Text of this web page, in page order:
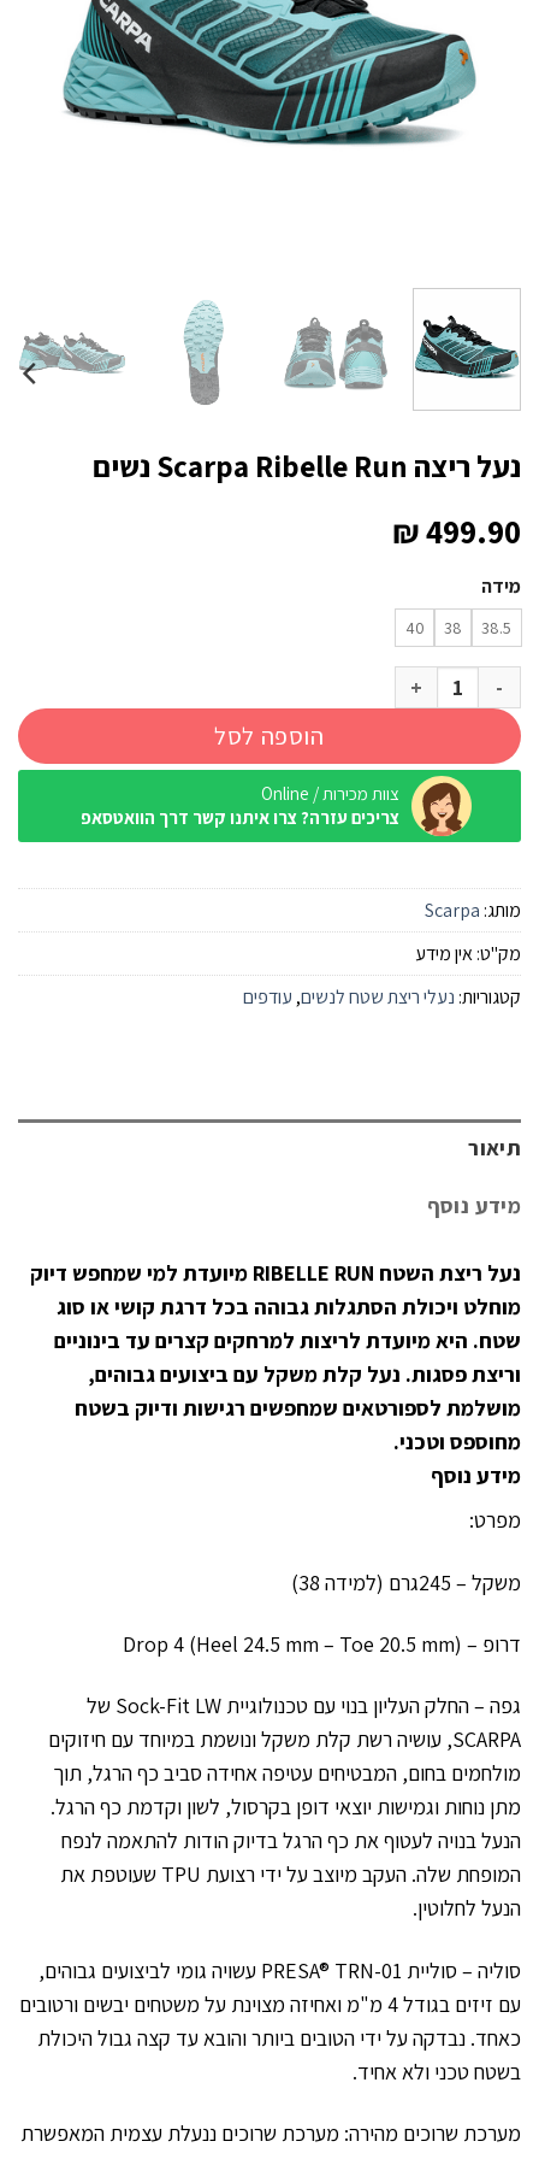
נעל ריצה Scarpa Ribelle Run נשים
₪499.90
מידה
38.5
38
40
כמות של נעל ריצה Scarpa Ribelle Run נשים
הוספה לסל
צוות מכירות / Online
צריכים עזרה? צרו איתנו קשר דרך הוואטסאפ
מותג: Scarpa
מק"ט:אין מידע
קטגוריות: נעלי ריצת שטח לנשים, עודפים
תיאור
מידע נוסף
נעל ריצת השטח RIBELLE RUN
מיועדת למי שמחפש דיוק
מוחלט ויכולת הסתגלות גבוהה בכל דרגת קושי או סוג
שטח. היא מיועדת לריצות למרחקים קצרים עד בינוניים
וריצת פסגות. נעל קלת משקל עם ביצועים גבוהים,
מושלמת לספורטאים שמחפשים רגישות ודיוק בשטח
מחוספס וטכני.
מידע נוסף
מפרט:
משקל – 245גרם (למידה 38)
דרופ – Drop 4 (Heel 24.5 mm – Toe 20.5 mm)
גפה – החלק העליון בנוי עם טכנולוגיית Sock-Fit LW של
SCARPA, עושיה רשת קלת משקל ונושמת במיוחד עם חיזוקים
מולחמים בחום, המבטיחים עטיפה אחידה סביב כף הרגל, תוך
מתן נוחות וגמישות יוצאי דופן בקרסול, לשון וקדמת כף הרגל.
הנעל בנויה לעטוף את כף הרגל בדיוק הודות להתאמה לנפח
המופחת שלה. העקב מיוצב על ידי רצועת TPU שעוטפת את
הנעל לחלוטין.
סוליה – סוליית PRESA® TRN-01 עשויה גומי לביצועים גבוהים,
עם זיזים בגודל 4 מ"מ ואחיזה מצוינת על משטחים יבשים ורטובים
כאחד. נבדקה על ידי הטובים ביותר והובא עד קצה גבול היכולת
בשטח טכני ולא אחיד.
מערכת שרוכים מהירה: מערכת שרוכים ננעלת עצמית המאפשרת